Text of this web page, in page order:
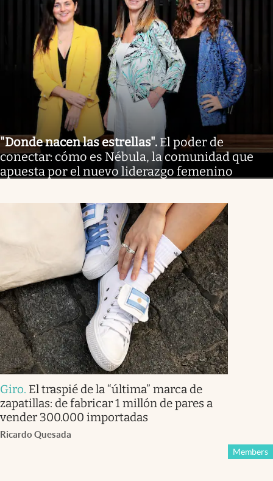
"Donde nacen las estrellas". El poder de
conectar: cómo es Nébula, la comunidad que
apuesta por el nuevo liderazgo femenino
Giro. El traspié de la “última” marca de
zapatillas: de fabricar 1 millón de pares a
vender 300.000 importadas
Ricardo Quesada
Members